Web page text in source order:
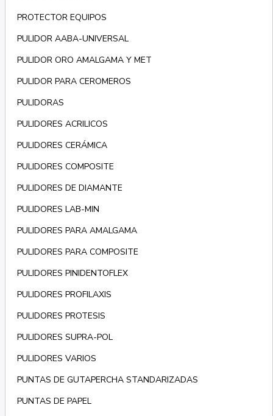
PROTECTOR EQUIPOS
PULIDOR AABA-UNIVERSAL
PULIDOR ORO AMALGAMA Y MET
PULIDOR PARA CEROMEROS
PULIDORAS
PULIDORES ACRILICOS
PULIDORES CERÁMICA
PULIDORES COMPOSITE
PULIDORES DE DIAMANTE
PULIDORES LAB-MIN
PULIDORES PARA AMALGAMA
PULIDORES PARA COMPOSITE
PULIDORES PINIDENTOFLEX
PULIDORES PROFILAXIS
PULIDORES PROTESIS
PULIDORES SUPRA-POL
PULIDORES VARIOS
PUNTAS DE GUTAPERCHA STANDARIZADAS
PUNTAS DE PAPEL